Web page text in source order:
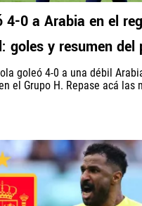
4-0 a Arabia en el
goles y resumen del
goleó 4-0 a una débil
el Grupo H. Repase acá las